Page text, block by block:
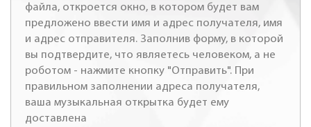
файла, откроется окно, в котором будет вам
предложено ввести имя и адрес получателя, имя
и адрес отправителя. Заполнив форму, в которой
вы подтвердите, что являетесь человеком, а не
роботом - нажмите кнопку "Отправить". При
правильном заполнении адреса получателя,
ваша музыкальная открытка будет ему
доставлена